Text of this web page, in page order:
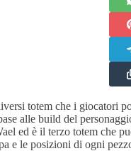
totem che i giocatori
alle build del
ed è il terzo totem che
e le posizioni di ogni